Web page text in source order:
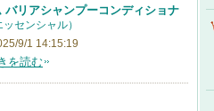
バリアシャンプーコンディショナ
ッセンシャル）
9/1 14:15:19
を読む